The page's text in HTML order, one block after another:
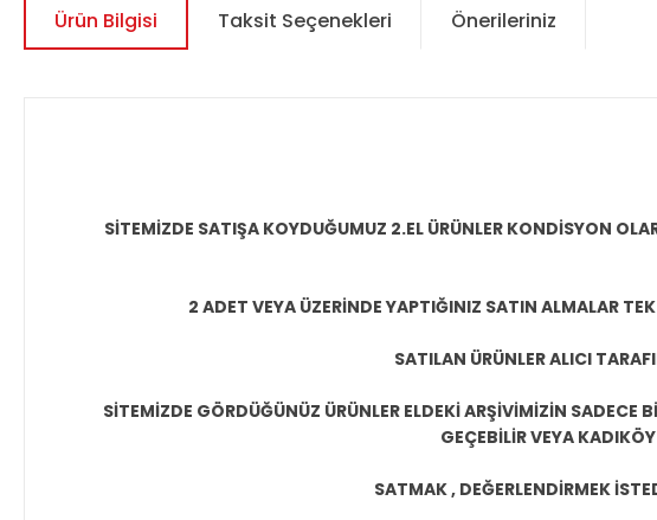
Ürün Bilgisi Taksit Seçenekleri Önerileriniz
SİTEMİZDE SATIŞA KOYDUĞUMUZ 2.EL ÜRÜNLER KONDİSYON
2 ADET VEYA ÜZERİNDE YAPTIĞINIZ SATIN ALMALAR
SATILAN ÜRÜNLER ALICI
SİTEMİZDE GÖRDÜĞÜNÜZ ÜRÜNLER ELDEKİ ARŞİVİMİZİN
GEÇEBİLİR VEYA
SATMAK , DEĞERLENDİRMEK